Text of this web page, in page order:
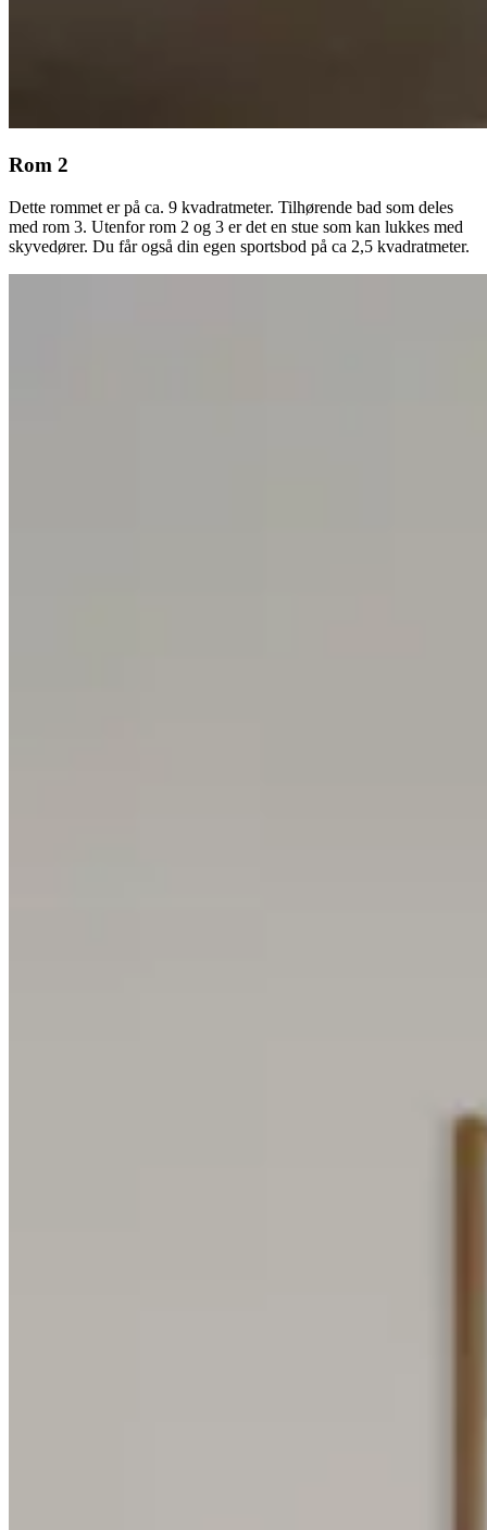
Rom 2
Dette rommet er på ca. 9 kvadratmeter. Tilhørende bad som deles
med rom 3. Utenfor rom 2 og 3 er det en stue som kan lukkes med
skyvedører. Du får også din egen sportsbod på ca 2,5 kvadratmeter.